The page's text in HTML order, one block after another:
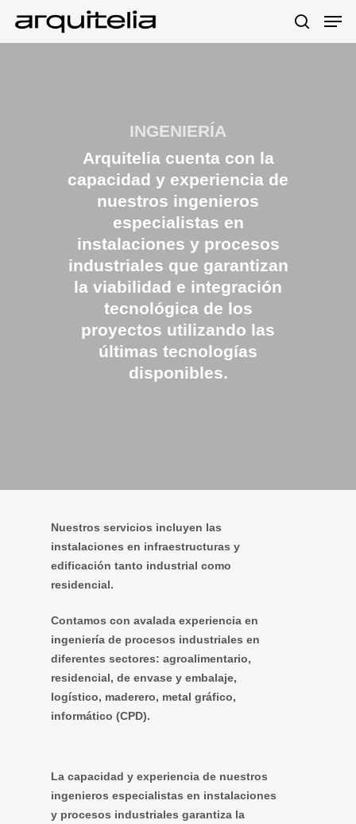
INGENIERÍA
Arquitelia cuenta con la
capacidad y experiencia de
nuestros ingenieros
especialistas en
instalaciones y procesos
industriales que garantizan
la viabilidad e integración
tecnológica de los
proyectos utilizando las
últimas tecnologías
disponibles.
Nuestros servicios incluyen las
instalaciones en infraestructuras y
edificación tanto industrial como
residencial.
Contamos con avalada experiencia en
ingeniería de procesos industriales en
diferentes sectores: agroalimentario,
residencial, de envase y embalaje,
logístico, maderero, metal gráfico,
informático (CPD).
La capacidad y experiencia de nuestros
ingenieros especialistas en instalaciones
y procesos industriales garantiza la